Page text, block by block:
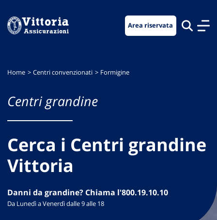
menu
contenuto
footer
Area riservata
Home Centri convenzionati Formigine
Centri grandine
Cerca i Centri grandine
Vittoria
Danni da grandine? Chiama l'800.19.10.10
Da Lunedì a Venerdì dalle 9 alle 18